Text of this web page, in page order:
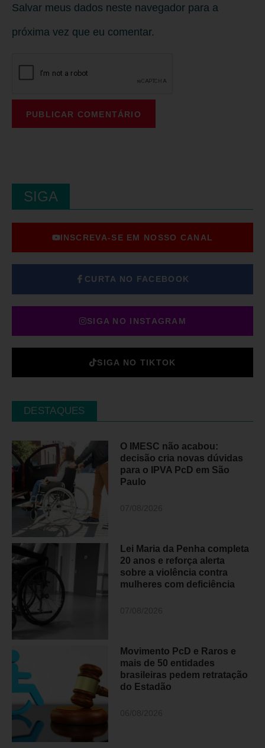
Salvar meus dados neste navegador para a
próxima vez que eu comentar.
SIGA
INSCREVA-SE EM NOSSO CANAL
CURTA NO FACEBOOK
SIGA NO INSTAGRAM
SIGA NO TIKTOK
DESTAQUES
O IMESC não acabou:
decisão cria novas dúvidas
para o IPVA PcD em São
Paulo
Lei Maria da Penha completa
20 anos e reforça alerta
sobre a violência contra
mulheres com deficiência
Movimento PcD e Raros e
mais de 50 entidades
brasileiras pedem retratação
do Estadão